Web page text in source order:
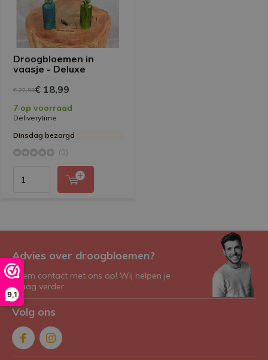
9,1
Droogbloemen in
vaasje - Deluxe
€ 22,99€ 18,99
7 op voorraad
Deliverytime
Dinsdag bezorgd
(0)
Advies over droogbloemen?
Neem contact met ons op! Wij helpen je
graag verder.
Volg ons